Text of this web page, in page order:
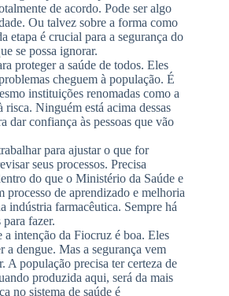
de acordo. Pode ser algo
Ou talvez sobre a forma como
etapa é crucial para a segurança do
se possa ignorar.
proteger a saúde de todos. Eles
cheguem à população. É
instituições renomadas como a
Ninguém está acima dessas
dar confiança às pessoas que vão
para ajustar o que for
seus processos. Precisa
do que o Ministério da Saúde e
de aprendizado e melhoria
indústria farmacêutica. Sempre há
fazer.
intenção da Fiocruz é boa. Eles
a dengue. Mas a segurança vem
A população precisa ter certeza de
produzida aqui, será da mais
no sistema de saúde é